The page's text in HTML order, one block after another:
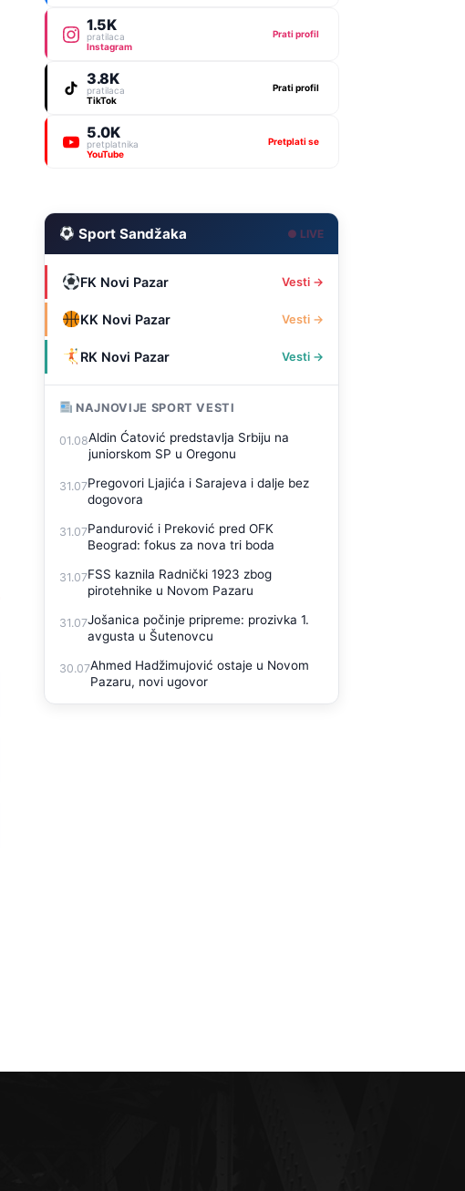
1.5K
pratilaca
Instagram
Prati profil
3.8K
pratilaca
TikTok
Prati profil
5.0K
pretplatnika
YouTube
Pretplati se
Sport Sandžaka ● LIVE
FK Novi Pazar Vesti →
KK Novi Pazar Vesti →
RK Novi Pazar Vesti →
NAJNOVIJE SPORT VESTI
01.08Aldin Ćatović predstavlja Srbiju na
juniorskom SP u Oregonu
31.07Pregovori Ljajića i Sarajeva i dalje bez
dogovora
31.07Pandurović i Preković pred OFK
Beograd: fokus za nova tri boda
31.07FSS kaznila Radnički 1923 zbog
pirotehnike u Novom Pazaru
31.07Jošanica počinje pripreme: prozivka 1.
avgusta u Šutenovcu
30.07Ahmed Hadžimujović ostaje u Novom
Pazaru, novi ugovor